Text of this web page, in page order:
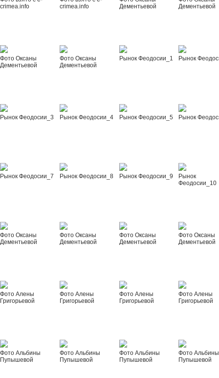
crimea.info
crimea.info
Дементьевой
Дементьевой
Фото Оксаны
Дементьевой
Фото Оксаны
Дементьевой
Рынок Феодосии_1 Рынок
Рынок Феодосии_3 Рынок Феодосии_4 Рынок Феодосии_5 Рынок
Рынок Феодосии_7 Рынок Феодосии_8 Рынок Феодосии_9
Рынок
Феодосии_10
Фото Оксаны
Дементьевой
Фото Оксаны
Дементьевой
Фото Оксаны
Дементьевой
Фото Оксаны
Дементьевой
Фото Алены
Григорьевой
Фото Алены
Григорьевой
Фото Алены
Григорьевой
Фото Алены
Григорьевой
Фото Альбины
Пупышевой
Фото Альбины
Пупышевой
Фото Альбины
Пупышевой
Фото Альбины
Пупышевой